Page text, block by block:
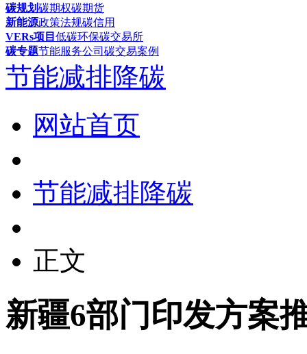
碳规划碳期权碳期货
新能源政策法规碳信用
VERs项目 低碳环保碳交易所
碳专题节能服务公司 碳交易案例
节能减排降碳
网站首页
节能减排降碳
正文
新疆6部门印发方案